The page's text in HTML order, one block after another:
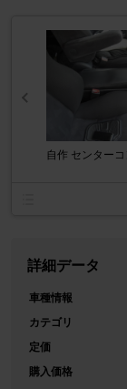
自作 センター
詳細データ
車種情報
カテゴリ
定価
購入価格